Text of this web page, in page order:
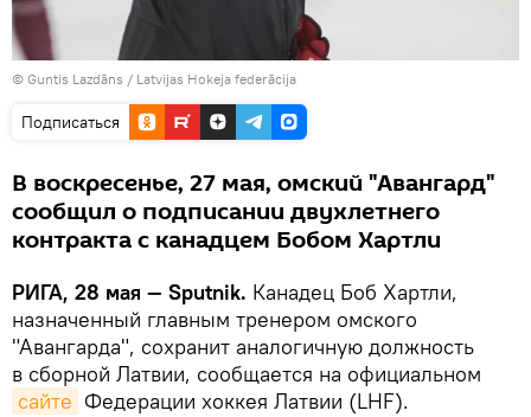
© Guntis Lazdāns / Latvijas Hokeja federācija
Подписаться
В воскресенье, 27 мая, омский "Авангард"
сообщил о подписании двухлетнего
контракта с канадцем Бобом Хартли
РИГА, 28 мая — Sputnik. Канадец Боб Хартли,
назначенный главным тренером омского
"Авангарда", сохранит аналогичную должность
в сборной Латвии, сообщается на официальном
сайте Федерации хоккея Латвии (LHF).